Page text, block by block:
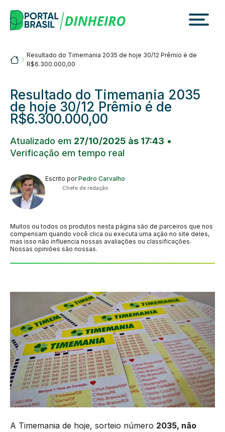
content
Portalbrasil
Resultado do Timemania 2035 de hoje 30/12 Prêmio é de
R$6.300.000,00
Resultado do Timemania 2035
de hoje 30/12 Prêmio é de
R$6.300.000,00
Atualizado em 27/10/2025 às 17:43 •
Verificação em tempo real
Escrito porPedro Carvalho
Chefe de redação
Muitos ou todos os produtos nesta página são de parceiros que nos
compensam quando você clica ou executa uma ação no site deles,
mas isso não influencia nossas avaliações ou classificações.
Nossas opiniões são nossas.
A Timemania de hoje, sorteio número 2035, não